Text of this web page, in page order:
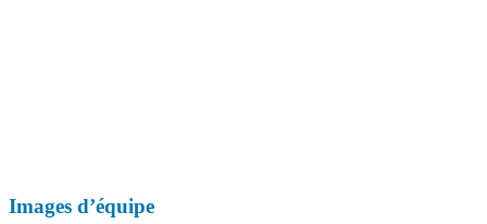
Images d’équipe